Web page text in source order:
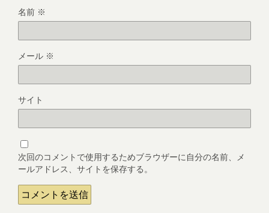
名前 ※
メール ※
サイト
次回のコメントで使用するためブラウザーに自分の名前、メ
ールアドレス、サイトを保存する。